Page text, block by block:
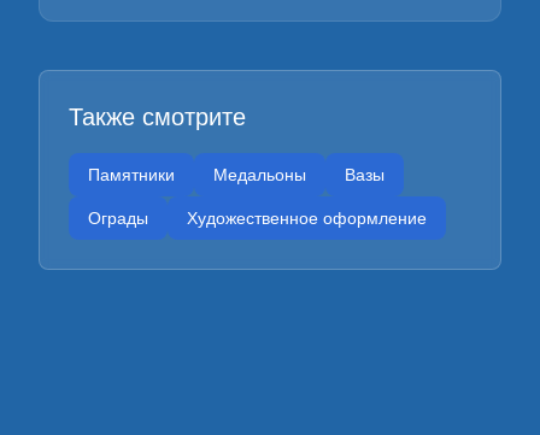
Также смотрите
Памятники Медальоны Вазы
Ограды Художественное оформление